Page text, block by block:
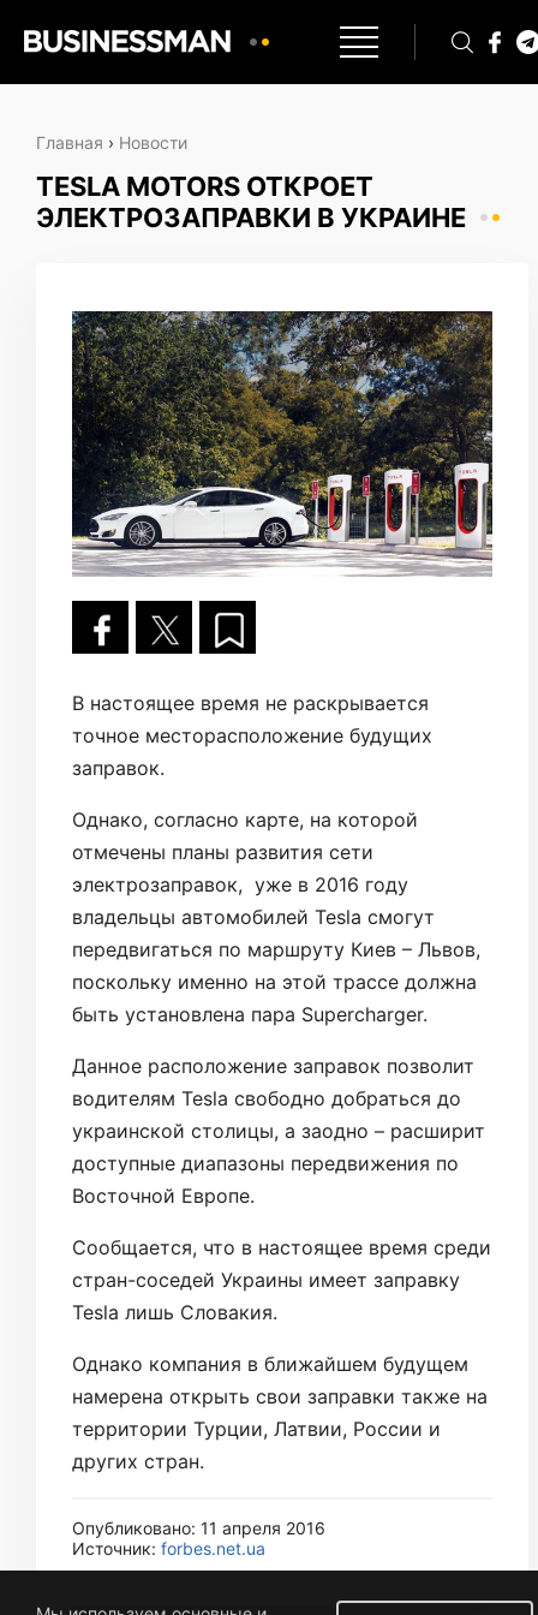
Главная › Новости
TESLA MOTORS ОТКРОЕТ
ЭЛЕКТРОЗАПРАВКИ В УКРАИНЕ
В настоящее время не раскрывается
точное месторасположение будущих
заправок.
Однако, согласно карте, на которой
отмечены планы развития сети
электрозаправок, уже в 2016 году
владельцы автомобилей Tesla смогут
передвигаться по маршруту Киев – Львов,
поскольку именно на этой трассе должна
быть установлена пара Supercharger.
Данное расположение заправок позволит
водителям Tesla свободно добраться до
украинской столицы, а заодно – расширит
доступные диапазоны передвижения по
Восточной Европе.
Сообщается, что в настоящее время среди
стран-соседей Украины имеет заправку
Tesla лишь Словакия.
Однако компания в ближайшем будущем
намерена открыть свои заправки также на
территории Турции, Латвии, России и
других стран.
Опубликовано: 11 апреля 2016
Источник: forbes.net.ua